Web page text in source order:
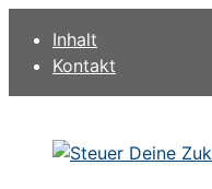
Inhalt
springen
Inhalt
Kontakt